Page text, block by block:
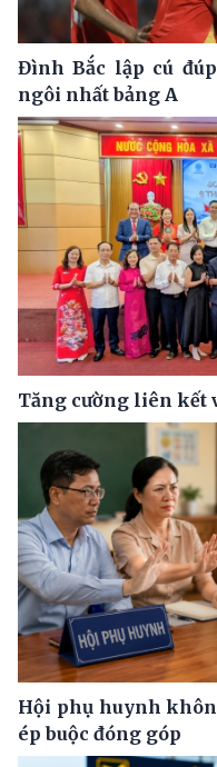
Đình Bắc lập cú
ngôi nhất bảng A
Tăng cường liên kết
Hội phụ huynh
ép buộc đóng góp